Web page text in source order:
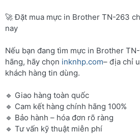
🚀 Đặt mua mực in Brother TN-263
nay
Nếu bạn đang tìm mực in Brother
hãng, hãy chọn inknhp.com– địa chỉ
khách hàng tin dùng.
🔹 Giao hàng toàn quốc
🔹 Cam kết hàng chính hãng 100%
🔹 Bảo hành – hóa đơn rõ ràng
🔹 Tư vấn kỹ thuật miễn phí